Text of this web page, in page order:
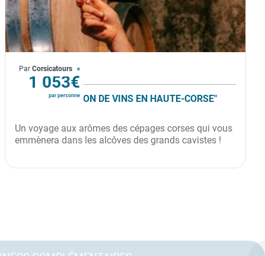
À partir de
1 053€
par personne
ParCorsicatours
France
CIRCUIT "PASSION DE VINS EN HAUTE-CORSE"
Un voyage aux arômes des cépages corses qui vous
emmènera dans les alcôves des grands cavistes !